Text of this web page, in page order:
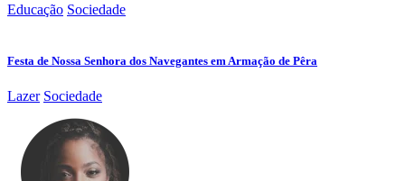
Educação Sociedade
Festa de Nossa Senhora dos Navegantes em Armação de Pêra
Lazer Sociedade